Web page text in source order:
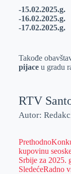
p
-15.02.2025.g.
-16.02.2025.g.
-17.02.2025.g.
Takođe
pijaceu gradu
RTV
Autor:
Prethodno
kupovinu
Srbije za 2025.
SledećeRadno